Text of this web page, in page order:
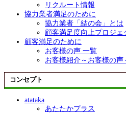
リクルート情報
協力業者満足のために
協力業者「結の会」とは
顧客満足度向上プロジェ
顧客満足のために
お客様の声 一覧
お客様紹介～お客様の声
コンセプト
atataka
あたたかプラス